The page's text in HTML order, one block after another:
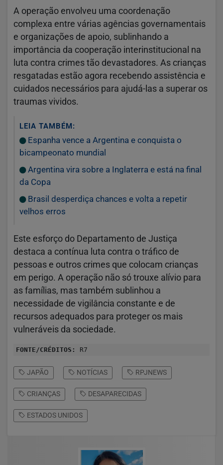
A operação envolveu uma coordenação
complexa entre várias agências governamentais
e organizações de apoio, sublinhando a
importância da cooperação interinstitucional na
luta contra crimes tão devastadores. As crianças
resgatadas estão agora recebendo assistência e
cuidados necessários para ajudá-las a superar os
traumas vividos.
LEIA TAMBÉM:
Espanha vence a Argentina e conquista o
bicampeonato mundial
Argentina vira sobre a Inglaterra e está na final
da Copa
Brasil desperdiça chances e volta a repetir
velhos erros
Este esforço do Departamento de Justiça
destaca a contínua luta contra o tráfico de
pessoas e outros crimes que colocam crianças
em perigo. A operação não só trouxe alívio para
as famílias, mas também sublinhou a
necessidade de vigilância constante e de
recursos adequados para proteger os mais
vulneráveis da sociedade.
FONTE/CRÉDITOS: R7
JAPÃO NOTÍCIAS RPJNEWS
CRIANÇAS DESAPARECIDAS
ESTADOS UNIDOS